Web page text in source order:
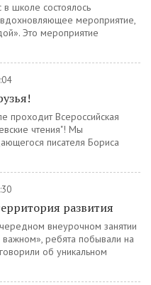
в школе состоялось
мероприятие,
Это мероприятие
проходит Всероссийская
чтения"! Мы
писателя Бориса
развития
внеурочном занятии
ребята побывали на
об уникальном